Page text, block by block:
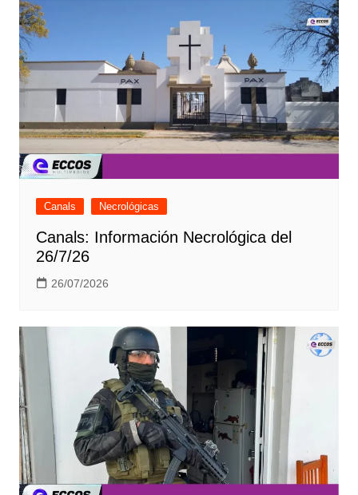
Canals Necrológicas
Canals: Información Necrológica del
26/7/26
26/07/2026